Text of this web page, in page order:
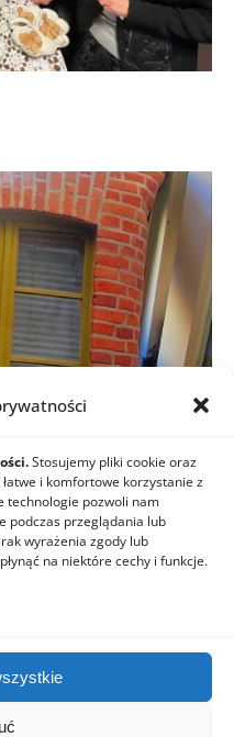
Stosujemy pliki cookie oraz
i komfortowe korzystanie z
technologie pozwoli nam
podczas przeglądania lub
wyrażenia zgody lub
na niektóre cechy i funkcje.